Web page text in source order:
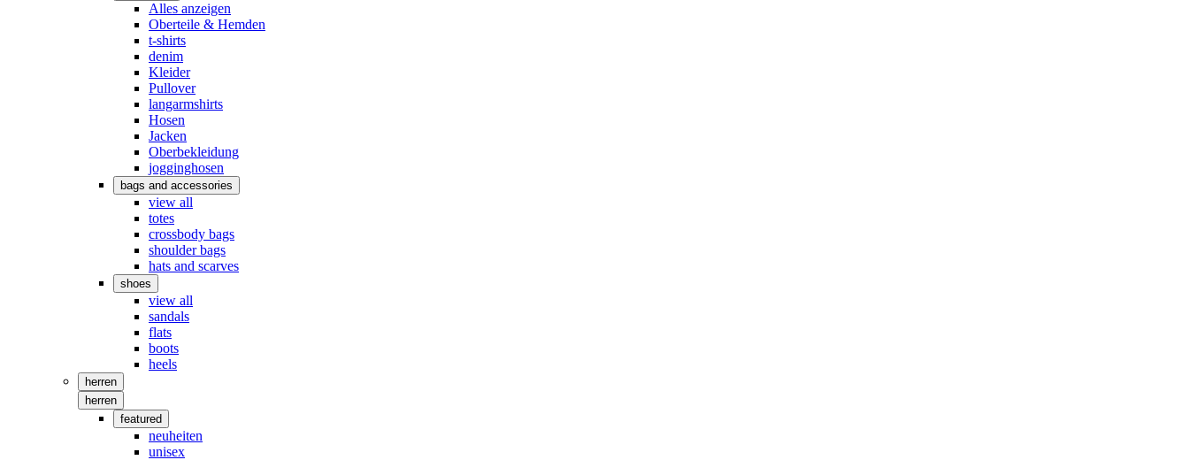
Alles anzeigen
Oberteile & Hemden
t-shirts
denim
Kleider
Pullover
langarmshirts
Hosen
Jacken
Oberbekleidung
jogginghosen
bags and accessories
view all
totes
crossbody bags
shoulder bags
hats and scarves
shoes
view all
sandals
flats
boots
heels
herren
herren
featured
neuheiten
unisex